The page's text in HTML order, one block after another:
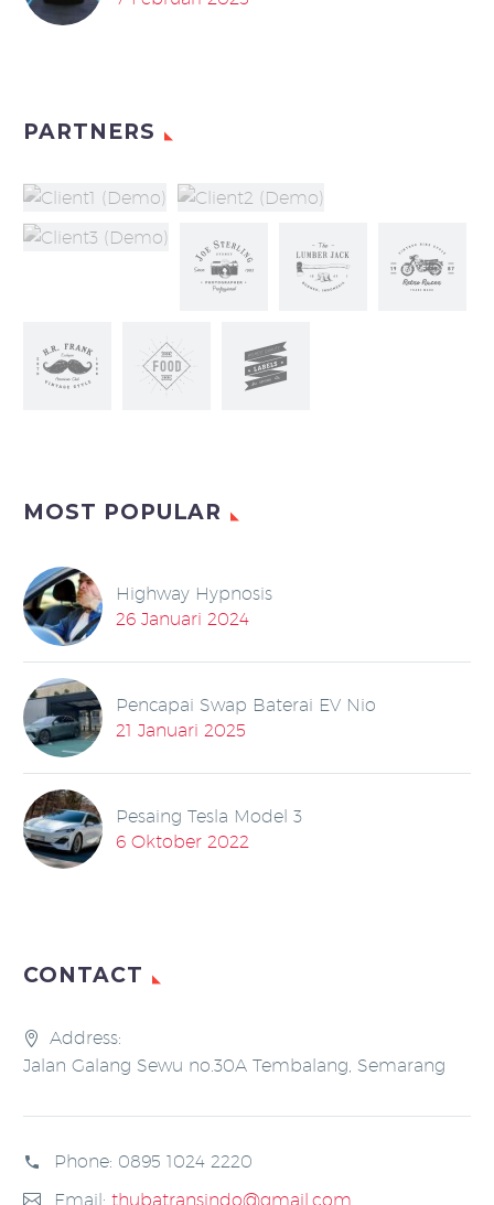
PARTNERS
MOST POPULAR
Highway Hypnosis
26 Januari 2024
Pencapai Swap Baterai EV Nio
21 Januari 2025
Pesaing Tesla Model 3
6 Oktober 2022
CONTACT
Address:
Jalan Galang Sewu no.30A Tembalang, Semarang
Phone: 0895 1024 2220
Email: thubatransindo@gmail.com